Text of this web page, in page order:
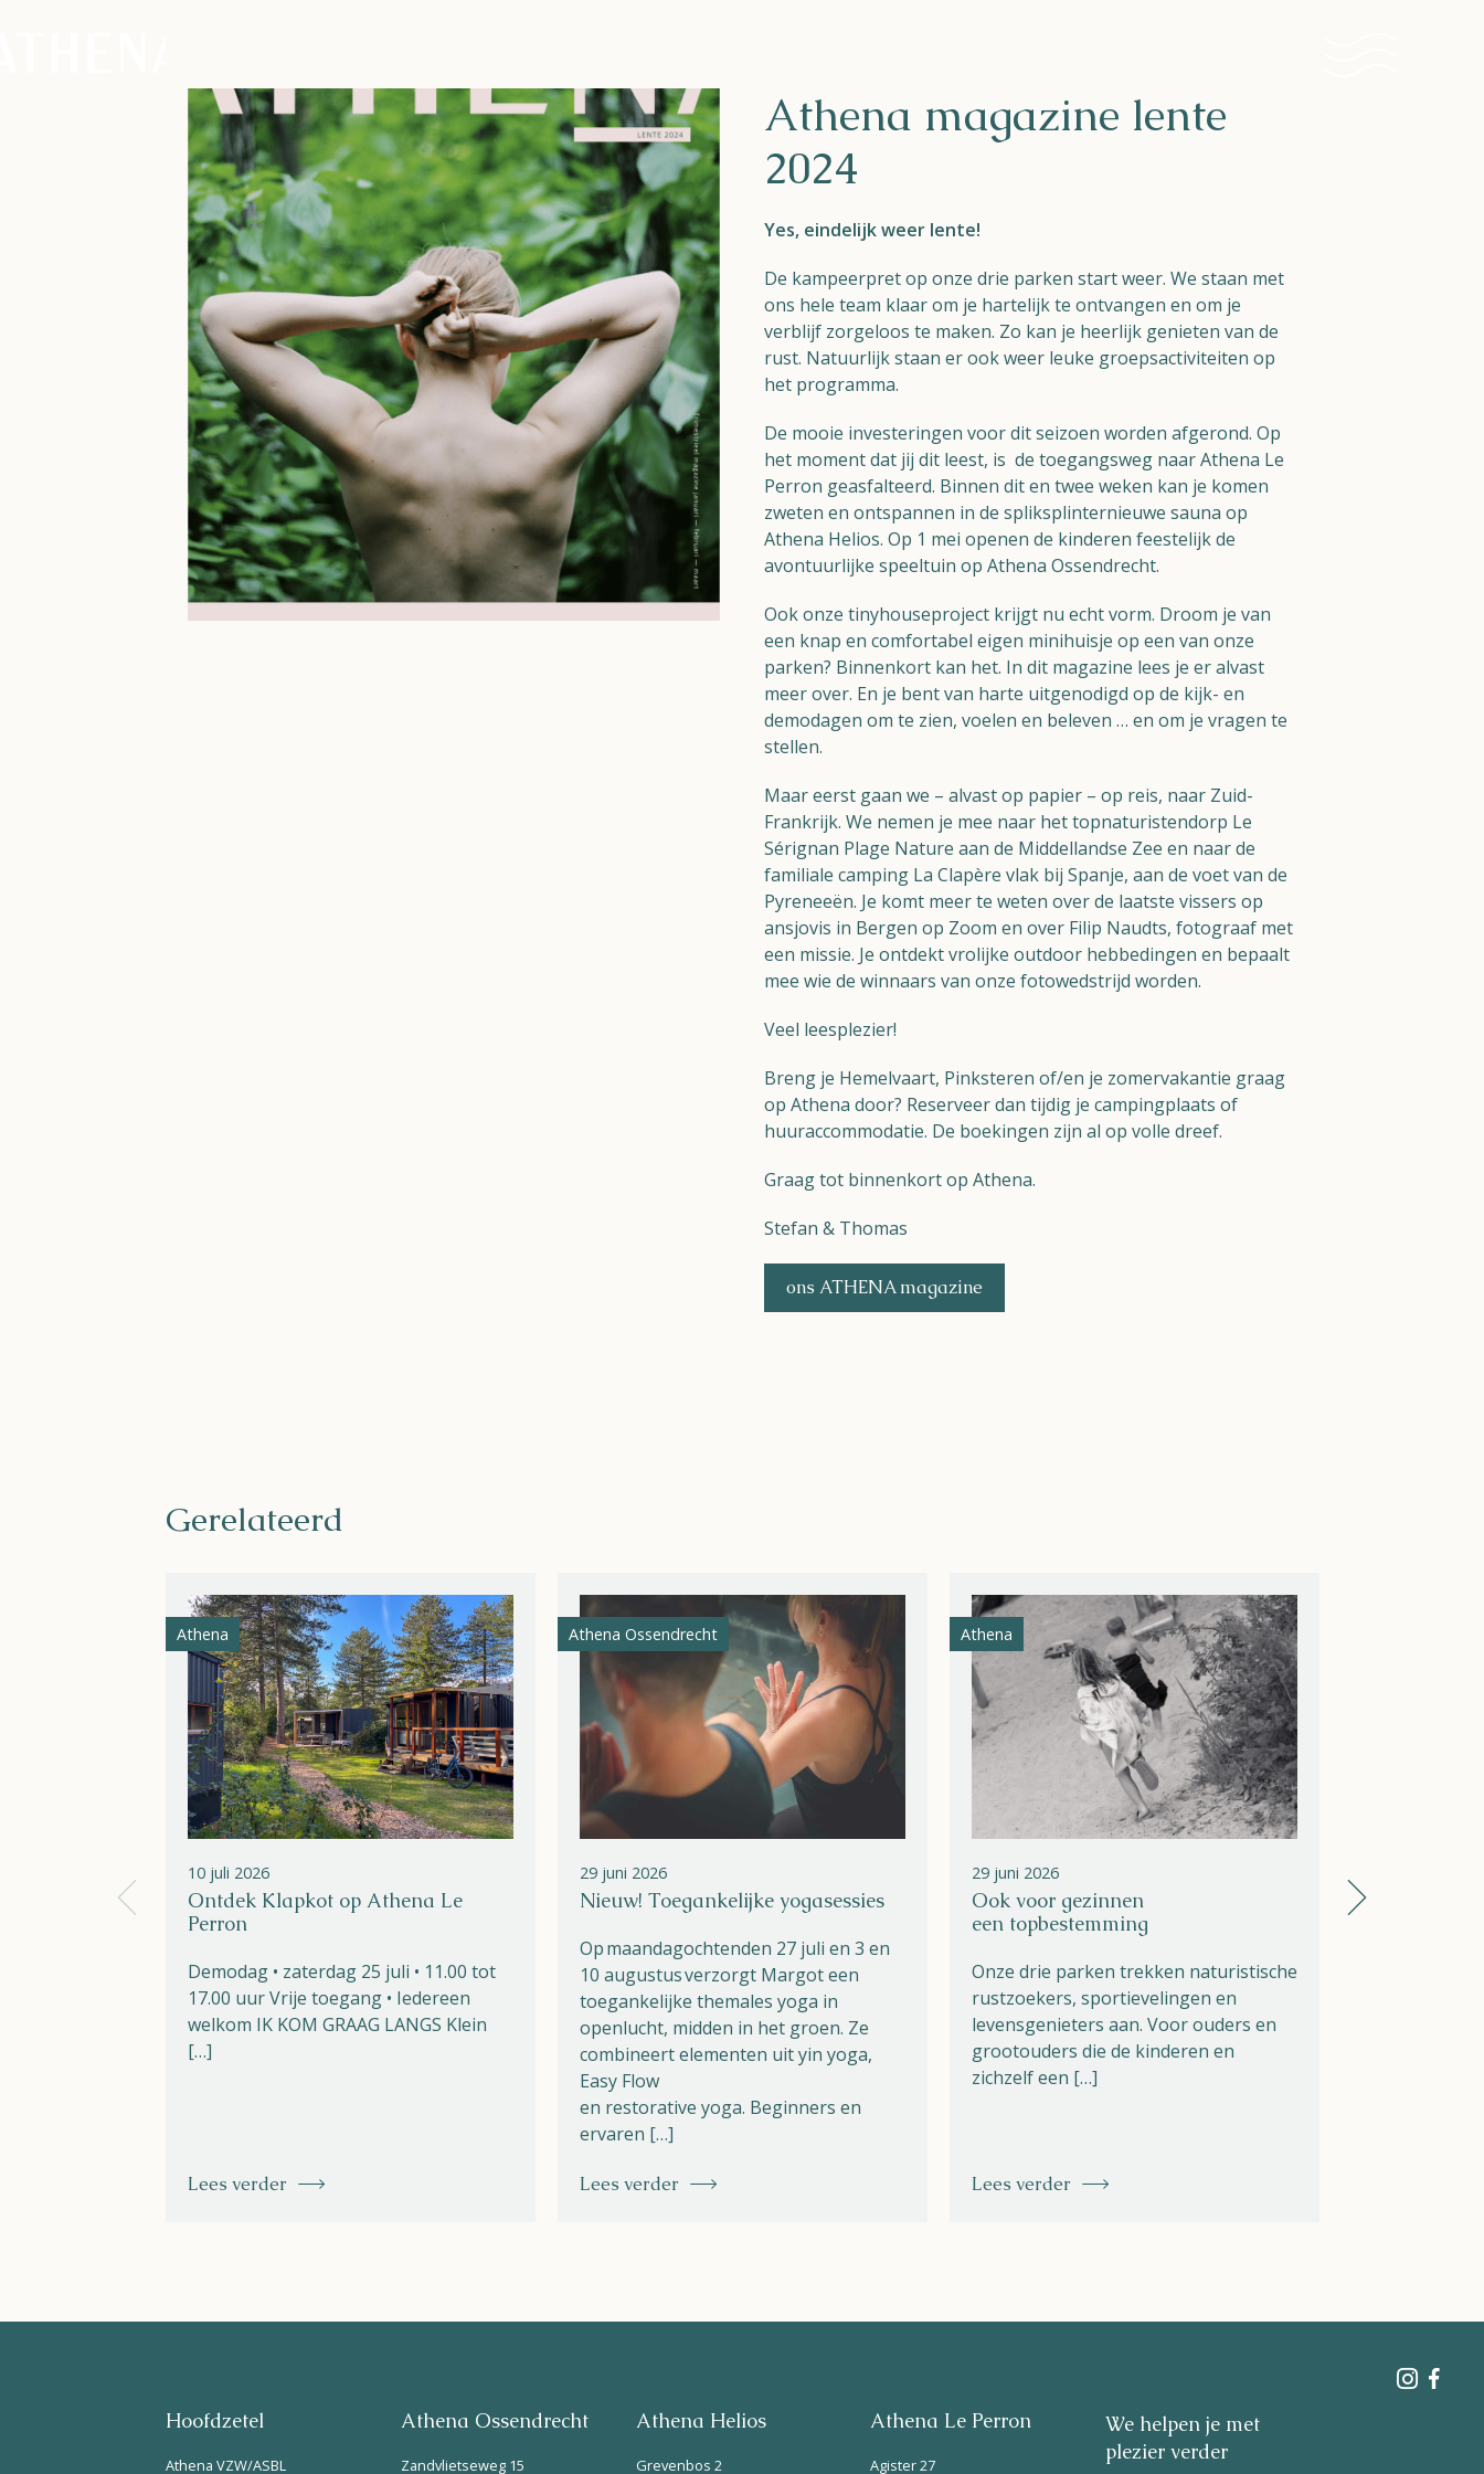
Naturisme
Community
Kalender
Contact
Athena magazine lente
2024
Yes, eindelijk weer lente!
De kampeerpret op onze drie parken start weer. We staan met
ons hele team klaar om je hartelijk te ontvangen en om je
verblijf zorgeloos te maken. Zo kan je heerlijk genieten van de
rust. Natuurlijk staan er ook weer leuke groepsactiviteiten op
het programma.
De mooie investeringen voor dit seizoen worden afgerond. Op
het moment dat jij dit leest, is de toegangsweg naar Athena Le
Perron geasfalteerd. Binnen dit en twee weken kan je komen
zweten en ontspannen in de spliksplinternieuwe sauna op
Athena Helios. Op 1 mei openen de kinderen feestelijk de
avontuurlijke speeltuin op Athena Ossendrecht.
Ook onze tinyhouseproject krijgt nu echt vorm. Droom je van
een knap en comfortabel eigen minihuisje op een van onze
parken? Binnenkort kan het. In dit magazine lees je er alvast
meer over. En je bent van harte uitgenodigd op de kijk- en
demodagen om te zien, voelen en beleven … en om je vragen te
stellen.
Maar eerst gaan we – alvast op papier – op reis, naar Zuid-
Frankrijk. We nemen je mee naar het topnaturistendorp Le
Sérignan Plage Nature aan de Middellandse Zee en naar de
familiale camping La Clapère vlak bij Spanje, aan de voet van de
Pyreneeën. Je komt meer te weten over de laatste vissers op
ansjovis in Bergen op Zoom en over Filip Naudts, fotograaf met
een missie. Je ontdekt vrolijke outdoor hebbedingen en bepaalt
mee wie de winnaars van onze fotowedstrijd worden.
Veel leesplezier!
Breng je Hemelvaart, Pinksteren of/en je zomervakantie graag
op Athena door? Reserveer dan tijdig je campingplaats of
huuraccommodatie. De boekingen zijn al op volle dreef.
Graag tot binnenkort op Athena.
Stefan & Thomas
ons ATHENA magazine
Gerelateerd
Athena
10 juli 2026
Ontdek Klapkot op Athena Le
Perron
Demodag • zaterdag 25 juli • 11.00 tot
17.00 uur Vrije toegang • Iedereen
welkom IK KOM GRAAG LANGS Klein
[…]
Lees verder
Athena Ossendrecht
29 juni 2026
Nieuw! Toegankelijke yogasessies
Op maandagochtenden 27 juli en 3 en
10 augustus verzorgt Margot een
toegankelijke themales yoga in
openlucht, midden in het groen. Ze
combineert elementen uit yin yoga,
Easy Flow
en restorative yoga. Beginners en
ervaren […]
Lees verder
Athena
29 juni 2026
Ook voor gezinnen
een topbestemming
Onze drie parken trekken naturistische
rustzoekers, sportievelingen en
levensgenieters aan. Voor ouders en
grootouders die de kinderen en
zichzelf een […]
Lees verder
Zomer op
Hoofdzetel
Athena VZW/ASBL
Athena Ossendrecht
Zandvlietseweg 15
Athena Helios
Grevenbos 2
Athena Le Perron
Agister 27
We helpen je met
plezier verder